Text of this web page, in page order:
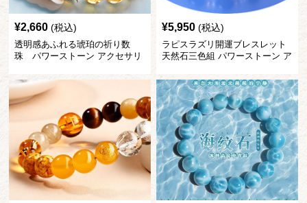
¥2,660 (税込)
透明感あふれる琥珀の祈り数
珠 パワーストーン アクセサリ
¥5,950 (税込)
ラピスラズリ開運ブレスレット
天然石三色組 パワーストーン ア